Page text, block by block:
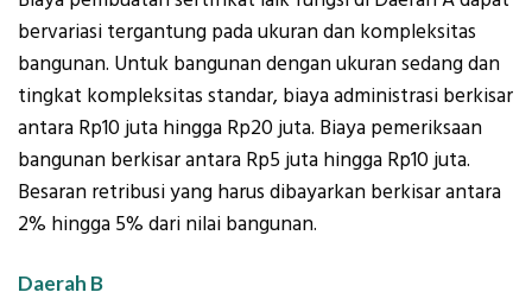
bervariasi tergantung pada ukuran dan kompleksitas
bangunan. Untuk bangunan dengan ukuran sedang dan
tingkat kompleksitas standar, biaya administrasi berkisar
antara Rp10 juta hingga Rp20 juta. Biaya pemeriksaan
bangunan berkisar antara Rp5 juta hingga Rp10 juta.
Besaran retribusi yang harus dibayarkan berkisar antara
2% hingga 5% dari nilai bangunan.
Daerah B